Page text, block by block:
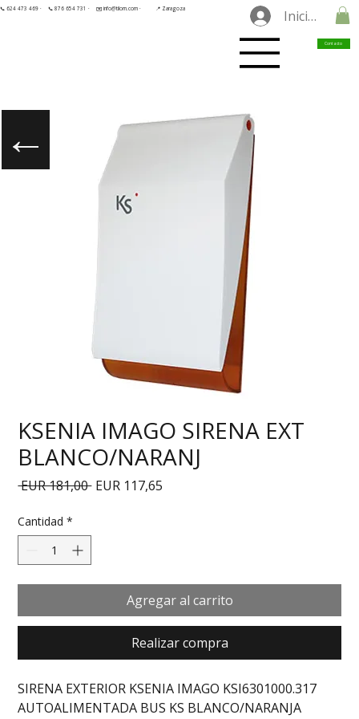
📞 624 473 469 · 📞 876 654 731 · ✉️ info@tilorn.com · 📍 Zaragoza Iniciar
Contacto
KSENIA IMAGO SIRENA EXT
BLANCO/NARANJ
EUR 181,00 Precio
EUR 117,65
Cantidad *
Agregar al carrito
Realizar compra
SIRENA EXTERIOR KSENIA IMAGO KSI6301000.317
AUTOALIMENTADA BUS KS BLANCO/NARANJA
←